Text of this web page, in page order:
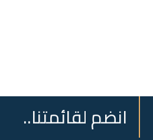
انضم لقائمتنا..